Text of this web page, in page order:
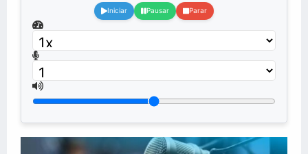
Iniciar Pausar Parar